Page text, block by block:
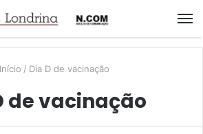
Início / Dia D de vacinação
de vacinação